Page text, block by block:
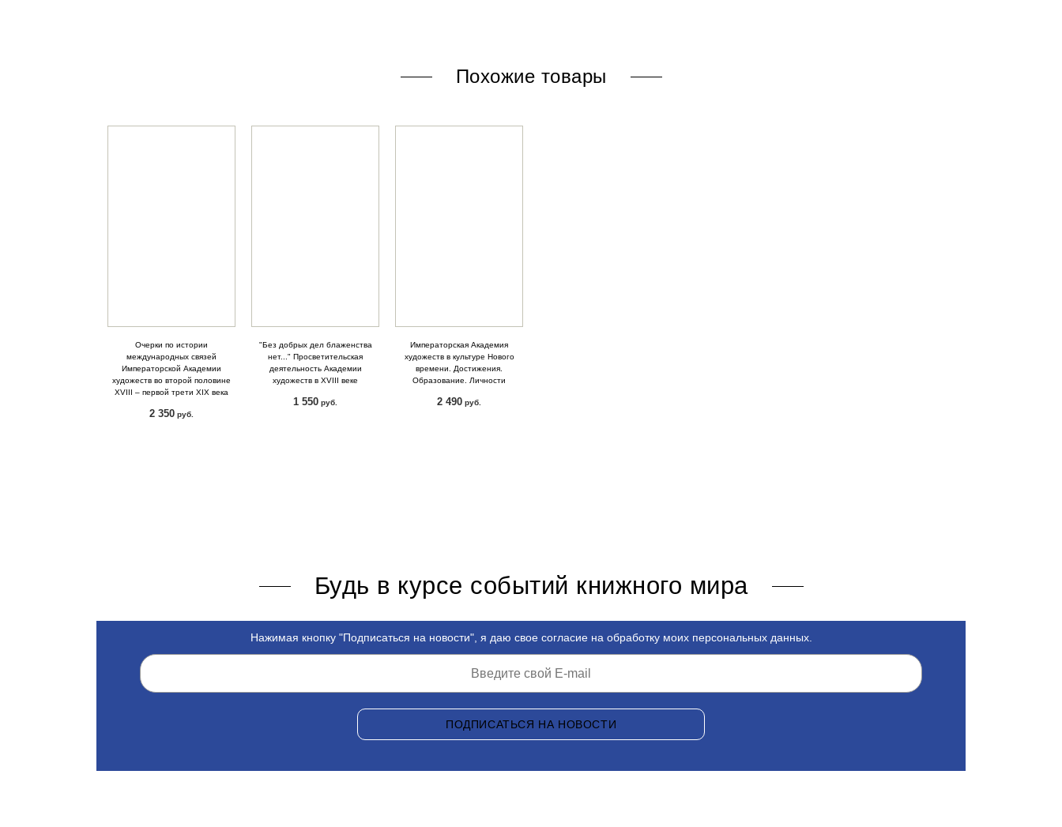
Похожие товары
Очерки по истории
международных связей
Императорской Академии
художеств во второй половине
XVIII – первой трети XIX века
2 350 руб.
"Без добрых дел блаженства
нет..." Просветительская
деятельность Академии
художеств в XVIII веке
1 550 руб.
Императорская Академия
художеств в культуре Нового
времени. Достижения.
Образование. Личности
2 490 руб.
Будь в курсе событий книжного мира
Нажимая кнопку "Подписаться на новости", я даю свое согласие на обработку моих персональных данных.
ПОДПИСАТЬСЯ НА НОВОСТИ